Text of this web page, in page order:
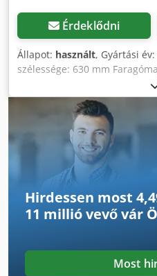
Érdeklődni
Állapot: használt, Gyártási év:
szélessége: 630 mm
Dcnspfx Akwea
Magasságállítás: elektromos
digitális kijelző Előtolási
használt henger: gumi
Asztali hengerek: nincsenek
Porgyűjtő csatlakozó: 160
szélessége: 1200 mm Súly:
Hirdessen most
11 millió vevővár
Most